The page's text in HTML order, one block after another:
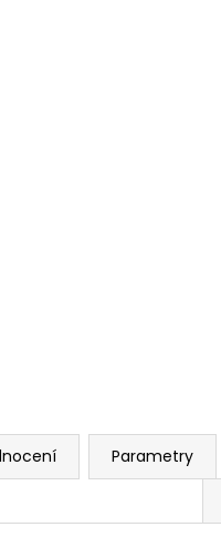
Parametry